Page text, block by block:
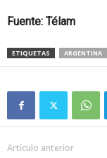
Fuente: Télam
ETIQUETAS ARGENTINA
Artículo anterior